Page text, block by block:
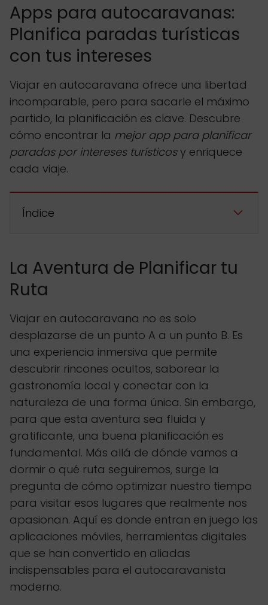
Apps para autocaravanas:
Planifica paradas turísticas
con tus intereses
Viajar en autocaravana ofrece una libertad
incomparable, pero para sacarle el máximo
partido, la planificación es clave. Descubre
cómo encontrar la mejor app para planificar
paradas por intereses turísticosy enriquece
cada viaje.
Índice
La Aventura de Planificar tu
Ruta
Viajar en autocaravana no es solo
desplazarse de un punto A a un punto B. Es
una experiencia inmersiva que permite
descubrir rincones ocultos, saborear la
gastronomía local y conectar con la
naturaleza de una forma única. Sin embargo,
para que esta aventura sea fluida y
gratificante, una buena planificación es
fundamental. Más allá de dónde vamos a
dormir o qué ruta seguiremos, surge la
pregunta de cómo optimizar nuestro tiempo
para visitar esos lugares que realmente nos
apasionan. Aquí es donde entran en juego las
aplicaciones móviles, herramientas digitales
que se han convertido en aliadas
indispensables para el autocaravanista
moderno.